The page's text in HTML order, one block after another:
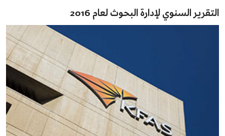
التقرير السنوي لإدارة البحوث لعام 2016